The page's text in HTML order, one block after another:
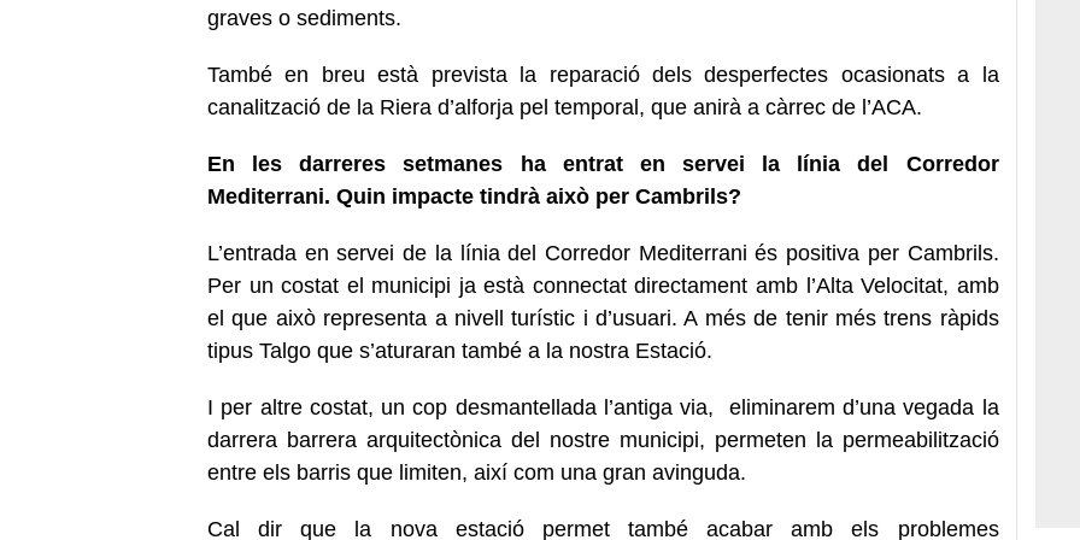
graves o sediments.
També en breu està prevista la reparació dels desperfectes ocasionats a la
canalització de la Riera d’alforja pel temporal, que anirà a càrrec de l’ACA.
En les darreres setmanes ha entrat en servei la línia del Corredor
Mediterrani. Quin impacte tindrà això per Cambrils?
L’entrada en servei de la línia del Corredor Mediterrani és positiva per Cambrils.
Per un costat el municipi ja està connectat directament amb l’Alta Velocitat, amb
el que això representa a nivell turístic i d’usuari. A més de tenir més trens ràpids
tipus Talgo que s’aturaran també a la nostra Estació.
I per altre costat, un cop desmantellada l’antiga via, eliminarem d’una vegada la
darrera barrera arquitectònica del nostre municipi, permeten la permeabilització
entre els barris que limiten, així com una gran avinguda.
Cal dir que la nova estació permet també acabar amb els problemes